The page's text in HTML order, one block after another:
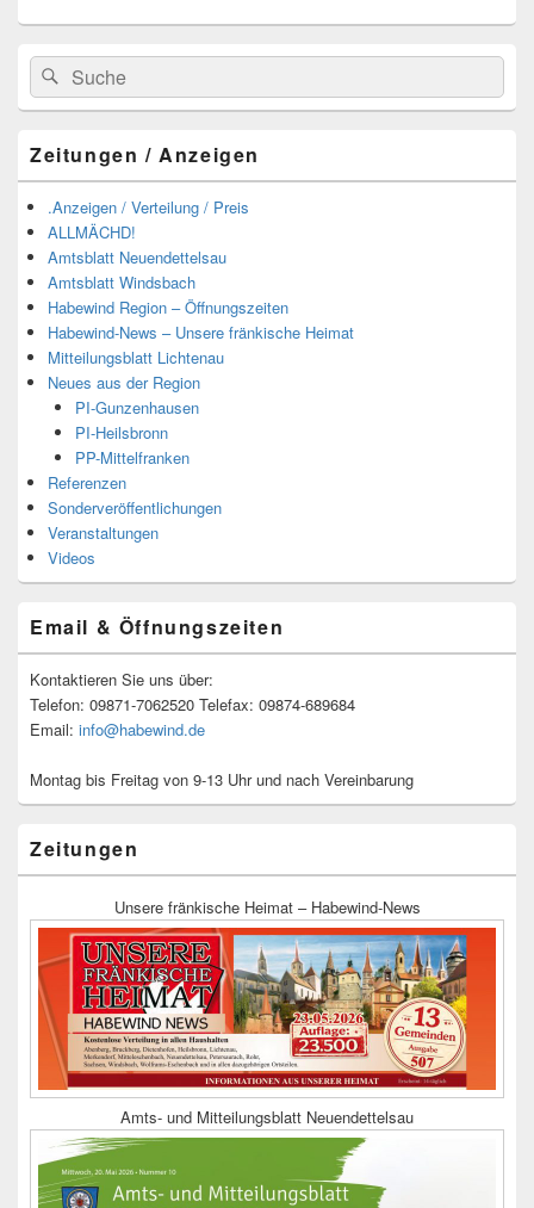
Suchen
nach:
Suchen
Zeitungen / Anzeigen
.Anzeigen / Verteilung / Preis
ALLMÄCHD!
Amtsblatt Neuendettelsau
Amtsblatt Windsbach
Habewind Region – Öffnungszeiten
Habewind-News – Unsere fränkische Heimat
Mitteilungsblatt Lichtenau
Neues aus der Region
PI-Gunzenhausen
PI-Heilsbronn
PP-Mittelfranken
Referenzen
Sonderveröffentlichungen
Veranstaltungen
Videos
Email & Öffnungszeiten
Kontaktieren Sie uns über:
Telefon: 09871-7062520 Telefax: 09874-689684
Email: info@habewind.de
Montag bis Freitag von 9-13 Uhr und nach Vereinbarung
Zeitungen
Unsere fränkische Heimat – Habewind-News
Amts- und Mitteilungsblatt Neuendettelsau